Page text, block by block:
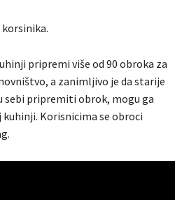
korsinika.
pripremi više od 90 obroka za
a zanimljivo je da starije
sebi pripremiti obrok, mogu ga
Korisnicima se obroci